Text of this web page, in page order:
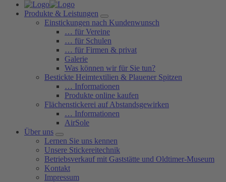
Produkte & Leistungen
Einstickungen nach Kundenwunsch
… für Vereine
… für Schulen
… für Firmen & privat
Galerie
Was können wir für Sie tun?
Bestickte Heimtextilien & Plauener Spitzen
… Informationen
Produkte online kaufen
Flächenstickerei auf Abstandsgewirken
… Informationen
AirSole
Über uns
Lernen Sie uns kennen
Unsere Stickereitechnik
Betriebsverkauf mit Gaststätte und Oldtimer-Museum
Kontakt
Impressum